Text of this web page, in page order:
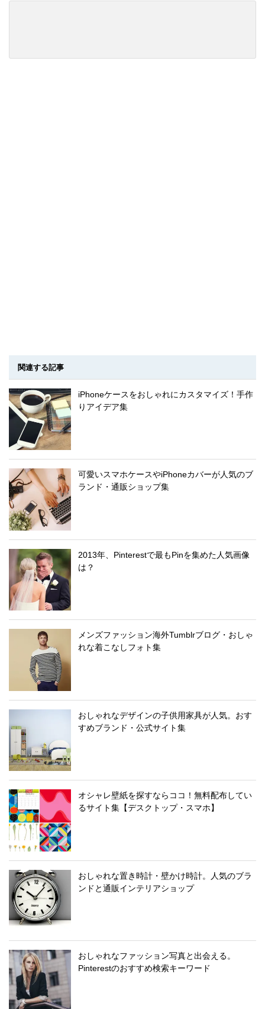
関連する記事
iPhoneケースをおしゃれにカスタマイズ！手作
りアイデア集
可愛いスマホケースやiPhoneカバーが人気のブ
ランド・通販ショップ集
2013年、Pinterestで最もPinを集めた人気画像
は？
メンズファッション海外Tumblrブログ・おしゃ
れな着こなしフォト集
おしゃれなデザインの子供用家具が人気。おす
すめブランド・公式サイト集
オシャレ壁紙を探すならココ！無料配布してい
るサイト集【デスクトップ・スマホ】
おしゃれな置き時計・壁かけ時計。人気のブラ
ンドと通販インテリアショップ
おしゃれなファッション写真と出会える。
Pinterestのおすすめ検索キーワード